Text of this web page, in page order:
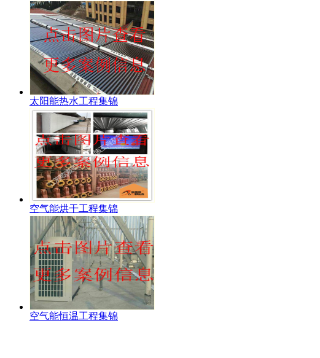
太阳能热水工程集锦
空气能烘干工程集锦
空气能恒温工程集锦